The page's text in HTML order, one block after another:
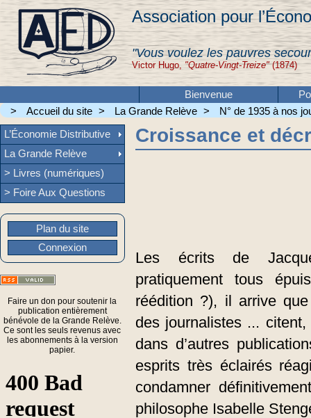
Association pour
"Vous voulez les pauvres
Victor Hugo, "Quatre-Vingt-Treize"(1874)
Bienvenue
>
Accueil du site > La Grande Relève > N° de 1935 à nos
Croissance et
Les écrits de
pratiquement tous
réédition ?), il arrive
des journalistes ...
dans d’autres
esprits très éclairés
condamner
philosophe Isabelle
L’Économie Distributive
La Grande Relève
> Livres (numériques)
> Foire Aux Questions
Plan du site
Connexion
Faire un don pour soutenir la
publication entièrement
bénévole de la Grande Relève.
Ce sont les seuls revenus avec
les abonnements à la version
papier.